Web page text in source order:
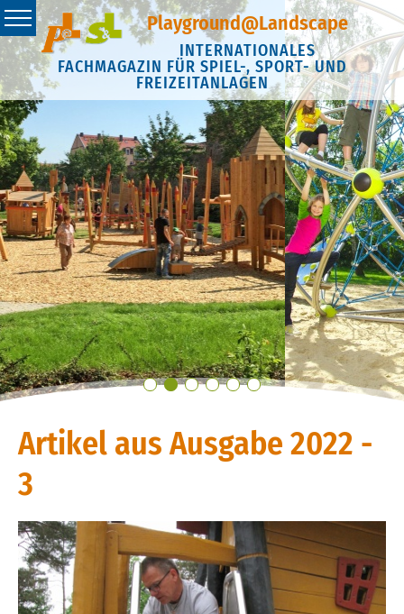
Playground@Landscape
INTERNATIONALES
FACHMAGAZIN FÜR SPIEL-, SPORT- UND
FREIZEITANLAGEN
Artikel aus Ausgabe 2022 -
3